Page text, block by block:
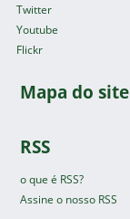
Twitter
Youtube
Flickr
Mapa do site
RSS
o que é RSS?
Assine o nosso RSS